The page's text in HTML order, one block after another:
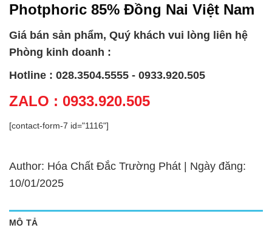
Photphoric 85% Đồng Nai Việt Nam
Giá bán sản phẩm, Quý khách vui lòng liên hệ
Phòng kinh doanh :
Hotline : 028.3504.5555 - 0933.920.505
ZALO : 0933.920.505
[contact-form-7 id="1116"]
Author: Hóa Chất Đắc Trường Phát | Ngày đăng:
10/01/2025
MÔ TẢ